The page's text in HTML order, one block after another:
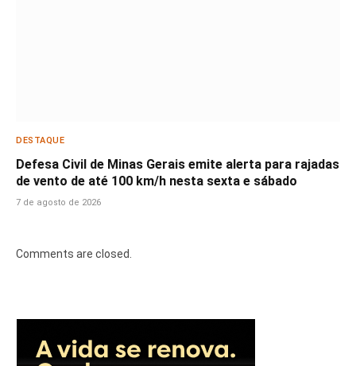
DESTAQUE
Defesa Civil de Minas Gerais emite alerta para rajadas
de vento de até 100 km/h nesta sexta e sábado
7 de agosto de 2026
Comments are closed.